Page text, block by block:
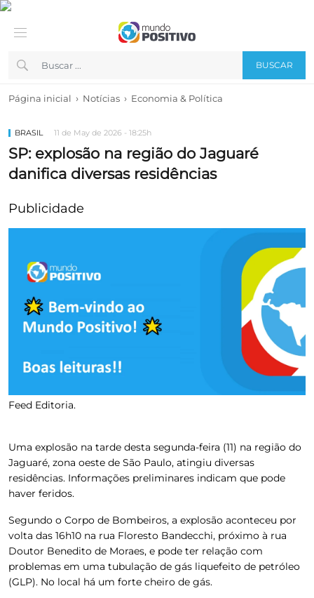
BUSCAR
Página inicial › Notícias › Economia & Política
BRASIL 11 de May de 2026 - 18:25h
SP: explosão na região do Jaguaré
danifica diversas residências
Publicidade
Feed Editoria.
Uma explosão na tarde desta segunda-feira (11) na região do
Jaguaré, zona oeste de São Paulo, atingiu diversas
residências. Informações preliminares indicam que pode
haver feridos.
Segundo o Corpo de Bombeiros, a explosão aconteceu por
volta das 16h10 na rua Floresto Bandecchi, próximo à rua
Doutor Benedito de Moraes, e pode ter relação com
problemas em uma tubulação de gás liquefeito de petróleo
(GLP). No local há um forte cheiro de gás.